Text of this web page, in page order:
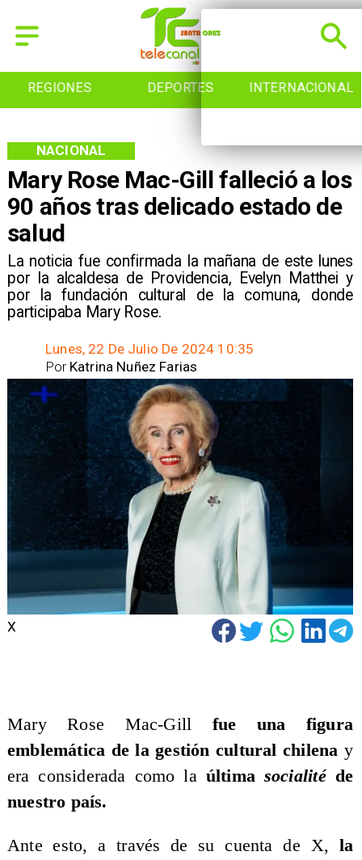
REGIONES DEPORTES INTERNACIONAL
Mary Rose Mac-Gill falleció a los
90 años tras delicado estado de
salud
La noticia fue confirmada la mañana de este lunes
por la alcaldesa de Providencia, Evelyn Matthei y
por la fundación cultural de la comuna, donde
participaba Mary Rose.
NACIONAL
Lunes, 22 De Julio De 2024 10:35
Katrina Nuñez Farias
Por
X
Mary Rose Mac-Gill fue una figura
emblemática de la gestión cultural chilena y
era considerada como laúltima socialitéde
nuestro país.
Ante esto, a través de su cuenta de X, la